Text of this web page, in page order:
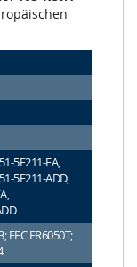
5E211-FA,
5E211-ADD,
EEC FR6050T;